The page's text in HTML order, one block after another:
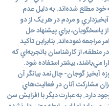
خود مطلع شده‌اند. به دليل عدم
و مردم در هر يک از دو
پاسخگويان، براي پيشنهاد حل
نموده‌اند. بنابراين تأکيد
منطقه، از کارشناسان باتجربه‌اي که
مي‌باشند، بيشتر استفاده شود.
آبخيز گوجان- چال‌نمد بيانگر آن
مشارکت آنان در فعاليت‌هاي
دارد. به عبارت ديگر با افزايش سن